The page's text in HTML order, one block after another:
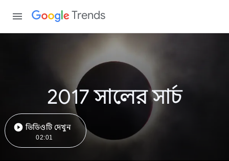
Trends
2017 সালের সার্চ
ভিডিওটি দেখুন
02:01